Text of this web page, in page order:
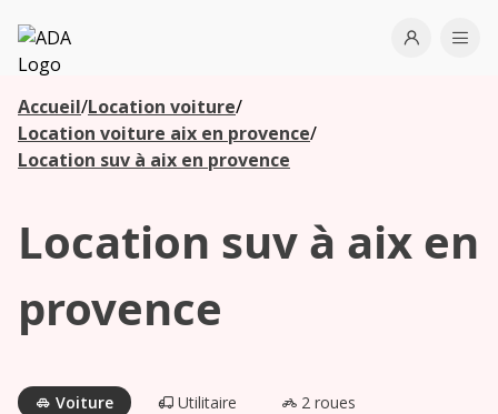
ADA
Open
Accueil/Location voiture/
Location voiture aix en provence/
Location suv à aix en provence
Location suv à aix en
provence
Voiture Utilitaire 2 roues
Les
agences à
proximité
Commencez
recherche
pour voir les
proximité